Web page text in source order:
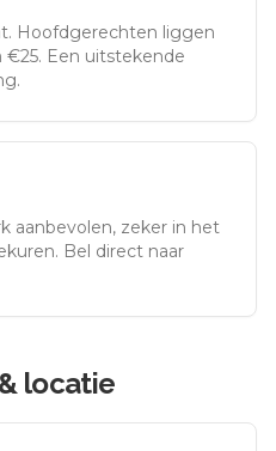
. Hoofdgerechten liggen
€25. Een uitstekende
aanbevolen, zeker in het
Bel direct naar
locatie